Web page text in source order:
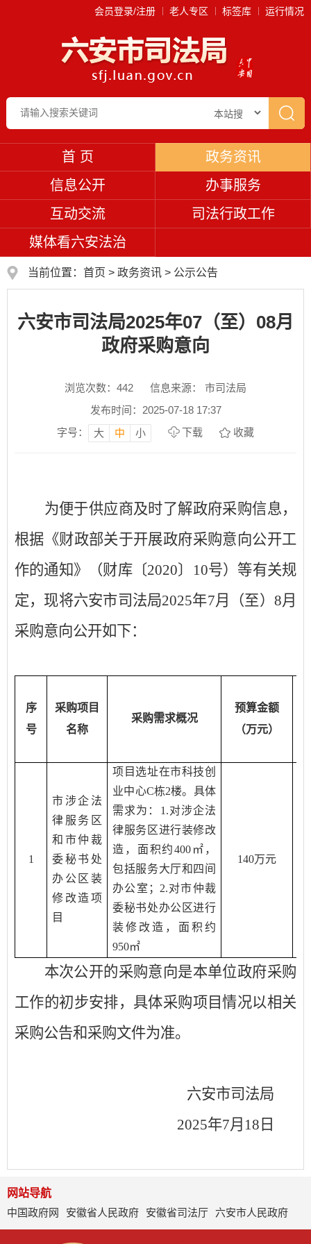
会员登录/注册 老人专区 标签库 运行情况
首 页
政务资讯
信息公开
办事服务
互动交流
司法行政工作
媒体看六安法治
当前位置： 首页 > 政务资讯 > 公示公告
六安市司法局2025年07（至）08月
政府采购意向
浏览次数： 442
信息来源： 市司法局
发布时间：2025-07-18 17:37
字号：
大 中 小 下载 收藏
为便于供应商及时了解政府采购信息，
根据《财政部关于开展政府采购意向公开工
作的通知》
（财库〔2020〕 10号） 等有关规
定，现将六安市司法局2025年7月（至）8月
采购意向公开如下：
序
号
采购项目
名称
采购需求概况
预算金额
（万元）
1
市涉企法
律服务区
和市仲裁
委秘书处
办公区装
修改造项
目
项目选址在市科技创
业中心C栋2楼。具体
需求为：1.对涉企法
律服务区进行装修改
造，面积约400㎡，
包括服务大厅和四间
办公室； 2.对市仲裁
委秘书处办公区进行
装修改造，面积约
950㎡
140万元
本次公开的采购意向是本单位政府采购
工作的初步安排，具体采购项目情况以相关
采购公告和采购文件为准。
六安市司法局
2025年7月 18 日
网站导航
中国政府网
安徽省人民政府 安徽省司法厅 六安市人民政府